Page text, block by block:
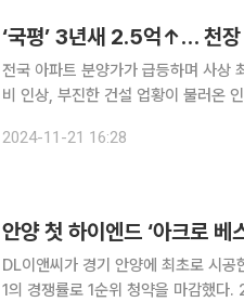
‘국평’ 3년새 2.5억↑… 천장
전국 아파트 분양가가 급등하며 사상
비 인상, 부진한 건설 업황이 불러온
2024-11-21 16:28
안양 첫 하이엔드 ‘아크로 베
DL이앤씨가 경기 안양에 최초로 시
1의 경쟁률로 1순위 청약을 마감했다. 20일 한국부동산원 청약홈에 따르면 전일 진행된 아크로베스